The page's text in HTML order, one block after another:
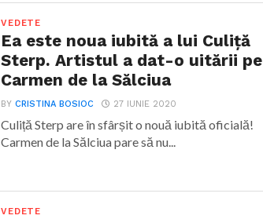
VEDETE
Ea este noua iubită a lui Culiță
Sterp. Artistul a dat-o uitării pe
Carmen de la Sălciua
BYCRISTINA BOSIOC 27 IUNIE 2020
Culiță Sterp are în sfârșit o nouă iubită oficială!
Carmen de la Sălciua pare să nu...
VEDETE